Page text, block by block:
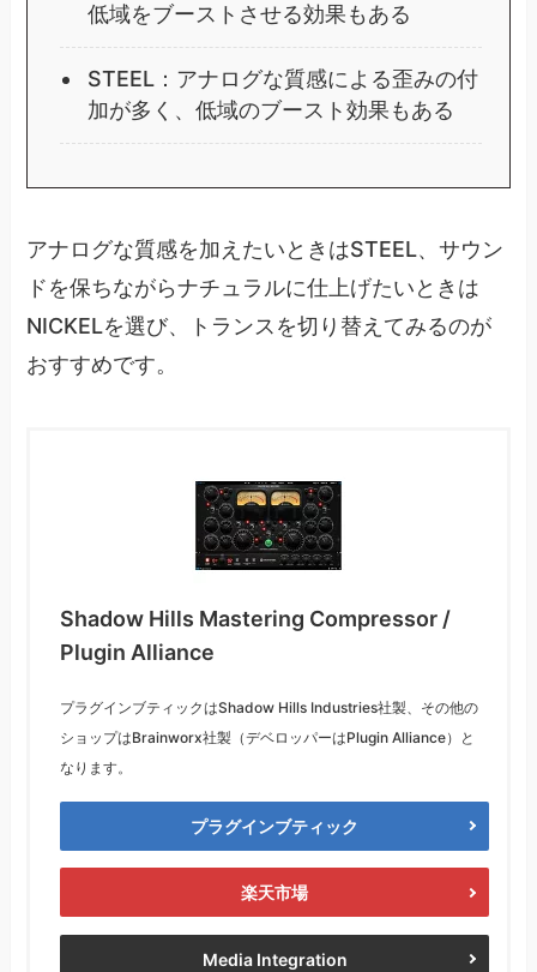
低域をブーストさせる効果もある
STEEL：アナログな質感による歪みの付
加が多く、低域のブースト効果もある
アナログな質感を加えたいときはSTEEL、サウン
ドを保ちながらナチュラルに仕上げたいときは
NICKELを選び、トランスを切り替えてみるのが
おすすめです。
Shadow Hills Mastering Compressor /
Plugin Alliance
プラグインブティックはShadow Hills Industries社製、その他の
ショップはBrainworx社製（デベロッパーはPlugin Alliance）と
なります。
プラグインブティック
楽天市場
Media Integration